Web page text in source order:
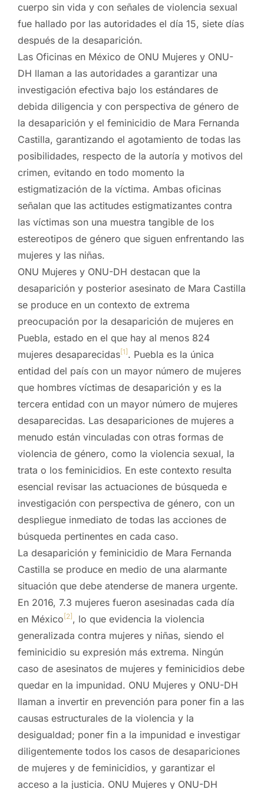
cuerpo sin vida y con señales de violencia sexual
fue hallado por las autoridades el día 15, siete días
después de la desaparición.
Las Oficinas en México de ONU Mujeres y ONU-
DH llaman a las autoridades a garantizar una
investigación efectiva bajo los estándares de
debida diligencia y con perspectiva de género de
la desaparición y el feminicidio de Mara Fernanda
Castilla, garantizando el agotamiento de todas las
posibilidades, respecto de la autoría y motivos del
crimen, evitando en todo momento la
estigmatización de la víctima. Ambas oficinas
señalan que las actitudes estigmatizantes contra
las víctimas son una muestra tangible de los
estereotipos de género que siguen enfrentando las
mujeres y las niñas.
ONU Mujeres y ONU-DH destacan que la
desaparición y posterior asesinato de Mara Castilla
se produce en un contexto de extrema
preocupación por la desaparición de mujeres en
Puebla, estado en el que hay al menos 824
mujeres desaparecidas[1]. Puebla es la única
entidad del país con un mayor número de mujeres
que hombres víctimas de desaparición y es la
tercera entidad con un mayor número de mujeres
desaparecidas. Las desapariciones de mujeres a
menudo están vinculadas con otras formas de
violencia de género, como la violencia sexual, la
trata o los feminicidios. En este contexto resulta
esencial revisar las actuaciones de búsqueda e
investigación con perspectiva de género, con un
despliegue inmediato de todas las acciones de
búsqueda pertinentes en cada caso.
La desaparición y feminicidio de Mara Fernanda
Castilla se produce en medio de una alarmante
situación que debe atenderse de manera urgente.
En 2016, 7.3 mujeres fueron asesinadas cada día
en México[2], lo que evidencia la violencia
generalizada contra mujeres y niñas, siendo el
feminicidio su expresión más extrema. Ningún
caso de asesinatos de mujeres y feminicidios debe
quedar en la impunidad. ONU Mujeres y ONU-DH
llaman a invertir en prevención para poner fin a las
causas estructurales de la violencia y la
desigualdad; poner fin a la impunidad e investigar
diligentemente todos los casos de desapariciones
de mujeres y de feminicidios, y garantizar el
acceso a la justicia. ONU Mujeres y ONU-DH